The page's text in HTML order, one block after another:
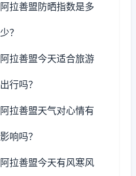
阿拉善盟防晒指数是多
少？
阿拉善盟今天适合旅游
出行吗？
阿拉善盟天气对心情有
影响吗？
阿拉善盟今天有风寒风